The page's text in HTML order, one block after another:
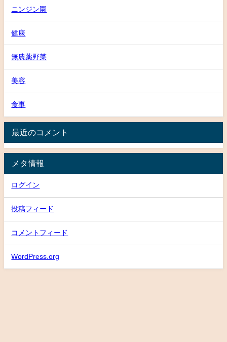
ニンジン園
健康
無農薬野菜
美容
食事
最近のコメント
メタ情報
ログイン
投稿フィード
コメントフィード
WordPress.org